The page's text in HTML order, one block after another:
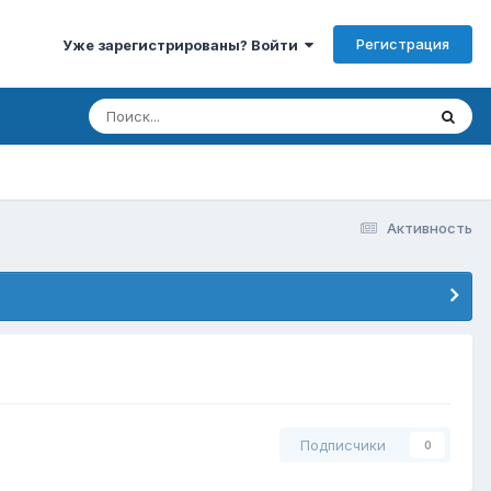
Уже зарегистрированы? Войти Регистрация
Активность
Подписчики 0